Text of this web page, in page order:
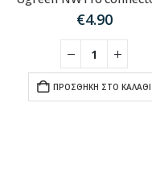
€4.90
ΠΡΟΣΘΉΚΗ ΣΤΟ ΚΑΛΆΘΙ